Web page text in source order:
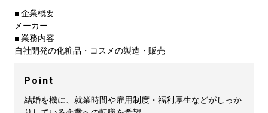
■ 企業概要
メーカー
■ 業務内容
自社開発の化粧品・コスメの製造・販売
Point
結婚を機に、就業時間や雇用制度・福利厚生などがしっか